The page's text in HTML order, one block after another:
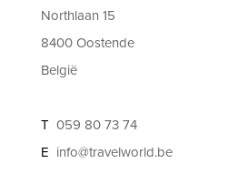
Northlaan 15
8400 Oostende
België
T 059 80 73 74
E info@travelworld.be